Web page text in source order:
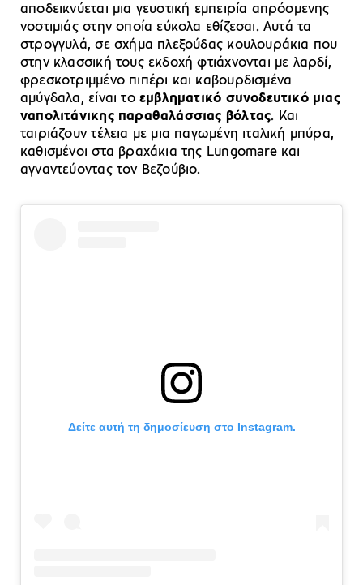
αποδεικνύεται μια γευστική εμπειρία απρόσμενης
νοστιμιάς στην οποία εύκολα εθίζεσαι. Αυτά τα
στρογγυλά, σε σχήμα πλεξούδας κουλουράκια που
στην κλασσική τους εκδοχή φτιάχνονται με λαρδί,
φρεσκοτριμμένο πιπέρι και καβουρδισμένα
αμύγδαλα, είναι το εμβληματικό συνοδευτικό μιας
ναπολιτάνικης παραθαλάσσιας βόλτας. Και
ταιριάζουν τέλεια με μια παγωμένη ιταλική μπύρα,
καθισμένοι στα βραχάκια της Lungomare και
αγναντεύοντας τον Βεζούβιο.
Δείτε αυτή τη δημοσίευση στο Instagram.